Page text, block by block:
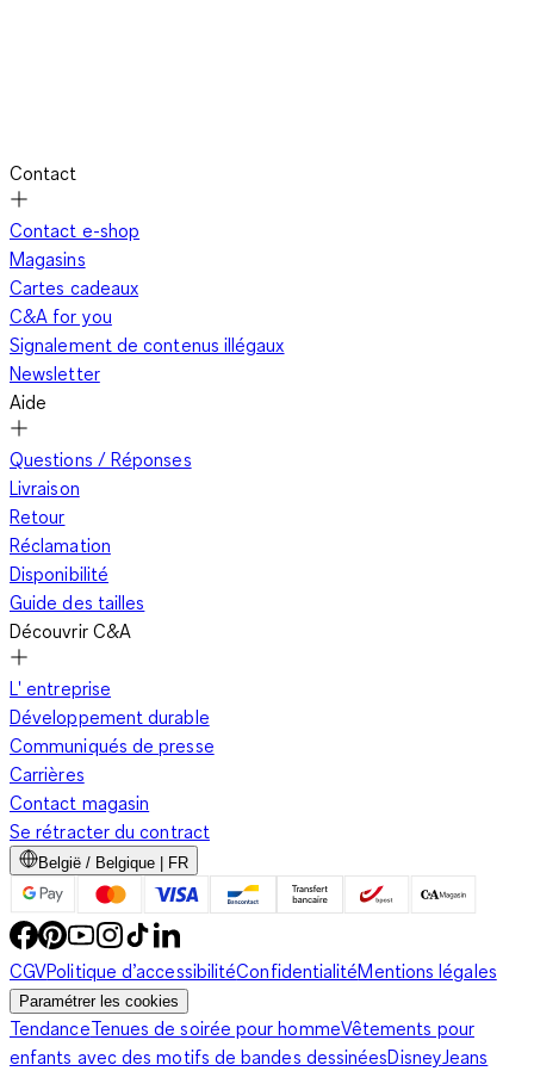
Contact
Contact e-shop
Magasins
Cartes cadeaux
C&A for you
Signalement de contenus illégaux
Newsletter
Aide
Questions / Réponses
Livraison
Retour
Réclamation
Disponibilité
Guide des tailles
Découvrir C&A
L' entreprise
Développement durable
Communiqués de presse
Carrières
Contact magasin
Se rétracter du contract
België / Belgique | FR
CGVPolitique d’accessibilitéConfidentialitéMentions légales
Paramétrer les cookies
TendanceTenues de soirée pour hommeVêtements pour
enfants avec des motifs de bandes dessinéesDisneyJeans